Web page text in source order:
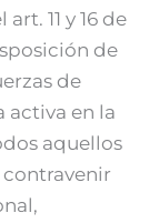
11 y 16 de
de
de
activa en la
aquellos